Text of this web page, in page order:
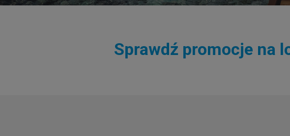
Sprawdź promocje na